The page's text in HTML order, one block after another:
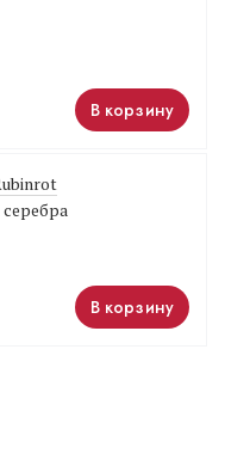
В корзину
В корзину